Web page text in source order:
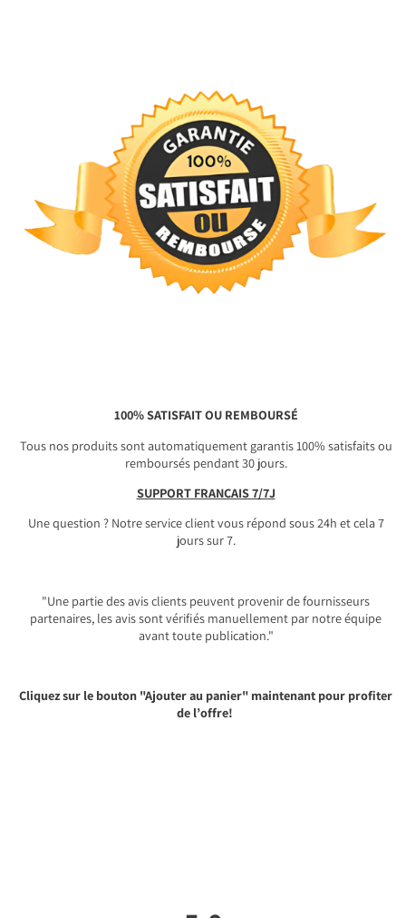
100% SATISFAIT OU REMBOURSÉ
Tous nos produits sont automatiquement garantis 100% satisfaits ou
remboursés pendant 30 jours.
SUPPORT FRANÇAIS 7/7J
Une question ? Notre service client vous répond sous 24h et cela 7
jours sur 7.
"Une partie des avis clients peuvent provenir de fournisseurs
partenaires, les avis sont vérifiés manuellement par notre équipe
avant toute publication."
Cliquez sur le bouton "Ajouter au panier" maintenant pour profiter
de l’offre!